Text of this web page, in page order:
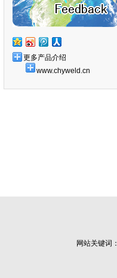
更多产品介绍
www.chyweld.cn
网站关键词：